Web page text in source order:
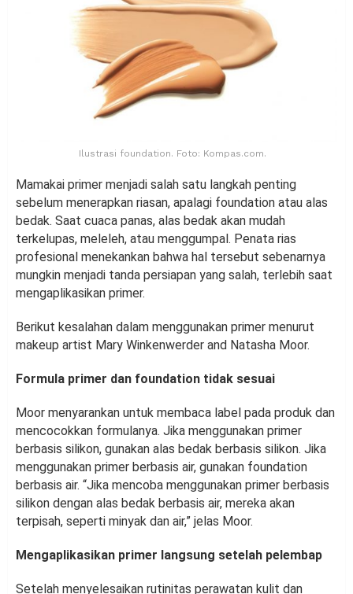
Ilustrasi foundation. Foto: Kompas.com.
Mamakai primer menjadi salah satu langkah penting
sebelum menerapkan riasan, apalagi foundation atau alas
bedak. Saat cuaca panas, alas bedak akan mudah
terkelupas, meleleh, atau menggumpal. Penata rias
profesional menekankan bahwa hal tersebut sebenarnya
mungkin menjadi tanda persiapan yang salah, terlebih saat
mengaplikasikan primer.
Berikut kesalahan dalam menggunakan primer menurut
makeup artist Mary Winkenwerder and Natasha Moor.
Formula primer dan foundation tidak sesuai
Moor menyarankan untuk membaca label pada produk dan
mencocokkan formulanya. Jika menggunakan primer
berbasis silikon, gunakan alas bedak berbasis silikon. Jika
menggunakan primer berbasis air, gunakan foundation
berbasis air. “Jika mencoba menggunakan primer berbasis
silikon dengan alas bedak berbasis air, mereka akan
terpisah, seperti minyak dan air,” jelas Moor.
Mengaplikasikan primer langsung setelah pelembap
Setelah menyelesaikan rutinitas perawatan kulit dan